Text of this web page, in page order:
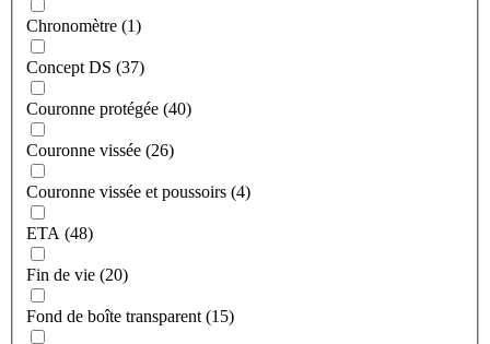
Chronomètre (1)
Concept DS (37)
Couronne protégée (40)
Couronne vissée (26)
Couronne vissée et poussoirs (4)
ETA (48)
Fin de vie (20)
Fond de boîte transparent (15)